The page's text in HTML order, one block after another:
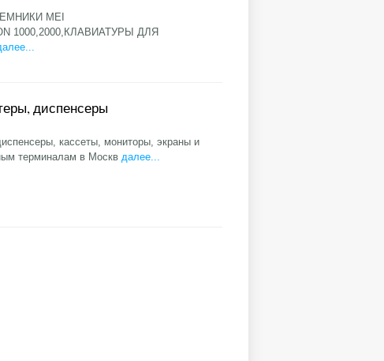
MEI
1000,2000,КЛАВИАТУРЫ ДЛЯ
диспенсеры
кассеты, мониторы, экраны и
терминалам в Москвдалее...